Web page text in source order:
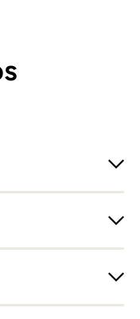
nicht statt